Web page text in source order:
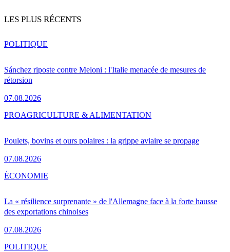
LES PLUS RÉCENTS
Sánchez riposte contre Meloni : l'Italie menacée de mesures de
rétorsion
07.08.2026
POLITIQUE
Poulets, bovins et ours polaires : la grippe aviaire se propage
07.08.2026
PROAGRICULTURE & ALIMENTATION
La « résilience surprenante » de l'Allemagne face à la forte hausse
des exportations chinoises
07.08.2026
ÉCONOMIE
POLITIQUE